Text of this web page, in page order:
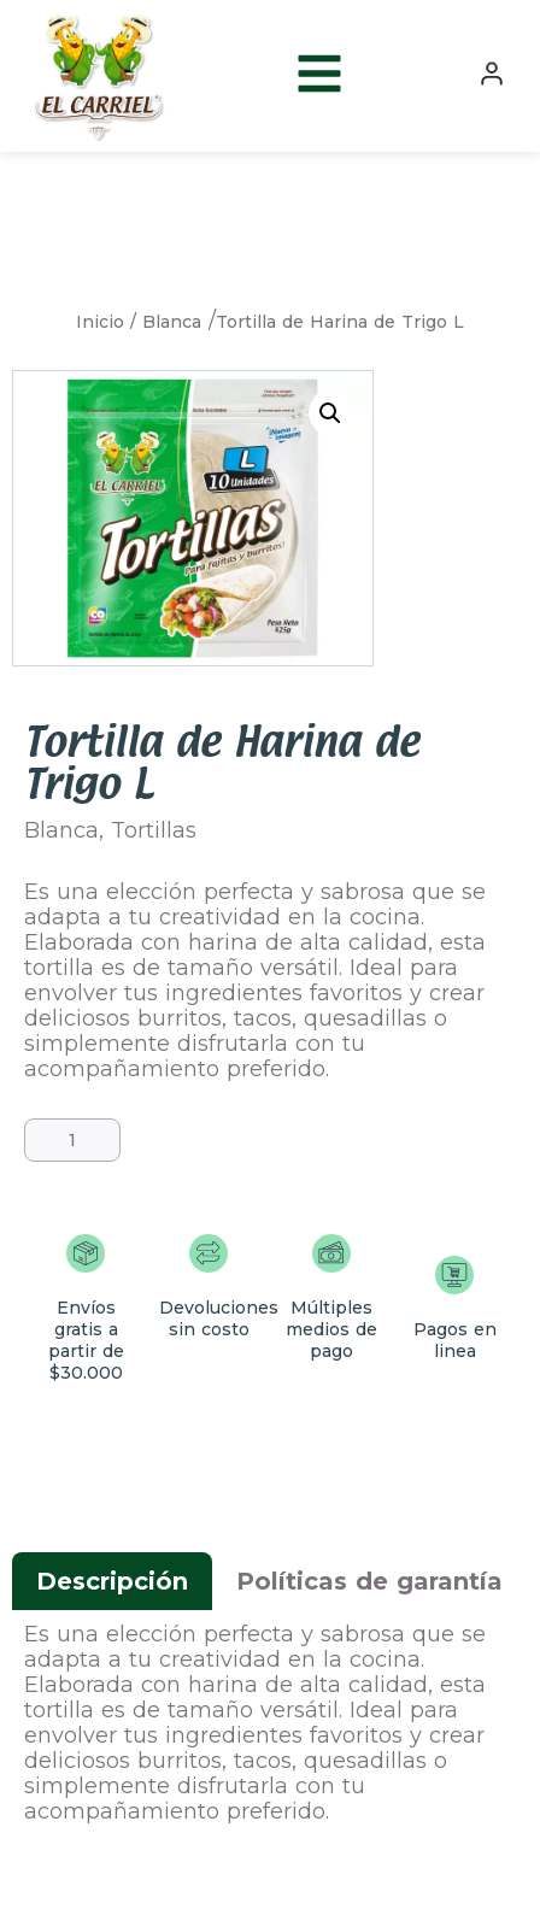
Inicio / Blanca /Tortilla de Harina de Trigo L
Tortilla de Harina de
Trigo L
Blanca, Tortillas
Es una elección perfecta y sabrosa que se
adapta a tu creatividad en la cocina.
Elaborada con harina de alta calidad, esta
tortilla es de tamaño versátil. Ideal para
envolver tus ingredientes favoritos y crear
deliciosos burritos, tacos, quesadillas o
simplemente disfrutarla con tu
acompañamiento preferido.
Envíos
gratis a
partir de
$30.000
Devoluciones
sin costo
Múltiples
medios de
pago
Pagos en
linea
Descripción Políticas de garantía
Es una elección perfecta y sabrosa que se
adapta a tu creatividad en la cocina.
Elaborada con harina de alta calidad, esta
tortilla es de tamaño versátil. Ideal para
envolver tus ingredientes favoritos y crear
deliciosos burritos, tacos, quesadillas o
simplemente disfrutarla con tu
acompañamiento preferido.